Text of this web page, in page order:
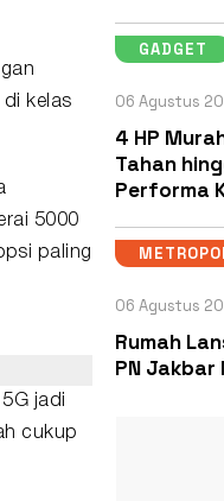
di kelas
5000
paling
jadi
cukup
GADGET
06 Agustus
4 HP
Tahan
Performa
06 Agustus
Rumah
PN Jakbar